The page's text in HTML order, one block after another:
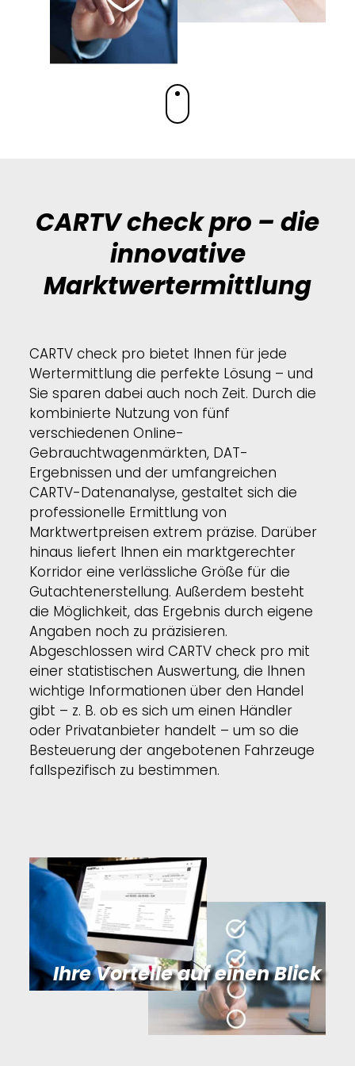
CARTV check pro – die
innovative
Marktwertermittlung
CARTV check pro bietet Ihnen für jede
Wertermittlung die perfekte Lösung – und
Sie sparen dabei auch noch Zeit. Durch die
kombinierte Nutzung von fünf
verschiedenen Online-
Gebrauchtwagenmärkten, DAT-
Ergebnissen und der umfangreichen
CARTV-Datenanalyse, gestaltet sich die
professionelle Ermittlung von
Marktwertpreisen extrem präzise. Darüber
hinaus liefert Ihnen ein marktgerechter
Korridor eine verlässliche Größe für die
Gutachtenerstellung. Außerdem besteht
die Möglichkeit, das Ergebnis durch eigene
Angaben noch zu präzisieren.
Abgeschlossen wird CARTV check pro mit
einer statistischen Auswertung, die Ihnen
wichtige Informationen über den Handel
gibt – z. B. ob es sich um einen Händler
oder Privatanbieter handelt – um so die
Besteuerung der angebotenen Fahrzeuge
fallspezifisch zu bestimmen.
Ihre Vorteile auf einen Blick